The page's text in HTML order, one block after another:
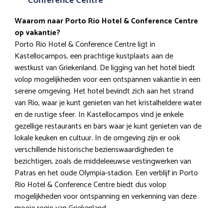
Waarom naar Porto Rio Hotel & Conference Centre
op vakantie?
Porto Rio Hotel & Conference Centre ligt in
Kastellocampos, een prachtige kustplaats aan de
westkust van Griekenland. De ligging van het hotel biedt
volop mogelijkheden voor een ontspannen vakantie in een
serene omgeving. Het hotel bevindt zich aan het strand
van Rio, waar je kunt genieten van het kristalheldere water
en de rustige sfeer. In Kastellocampos vind je enkele
gezellige restaurants en bars waar je kunt genieten van de
lokale keuken en cultuur. In de omgeving zijn er ook
verschillende historische bezienswaardigheden te
bezichtigen, zoals de middeleeuwse vestingwerken van
Patras en het oude Olympia-stadion. Een verblijf in Porto
Rio Hotel & Conference Centre biedt dus volop
mogelijkheden voor ontspanning en verkenning van deze